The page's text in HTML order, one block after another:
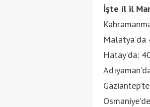
İşte il il
Malatya'da
Hatay’da: